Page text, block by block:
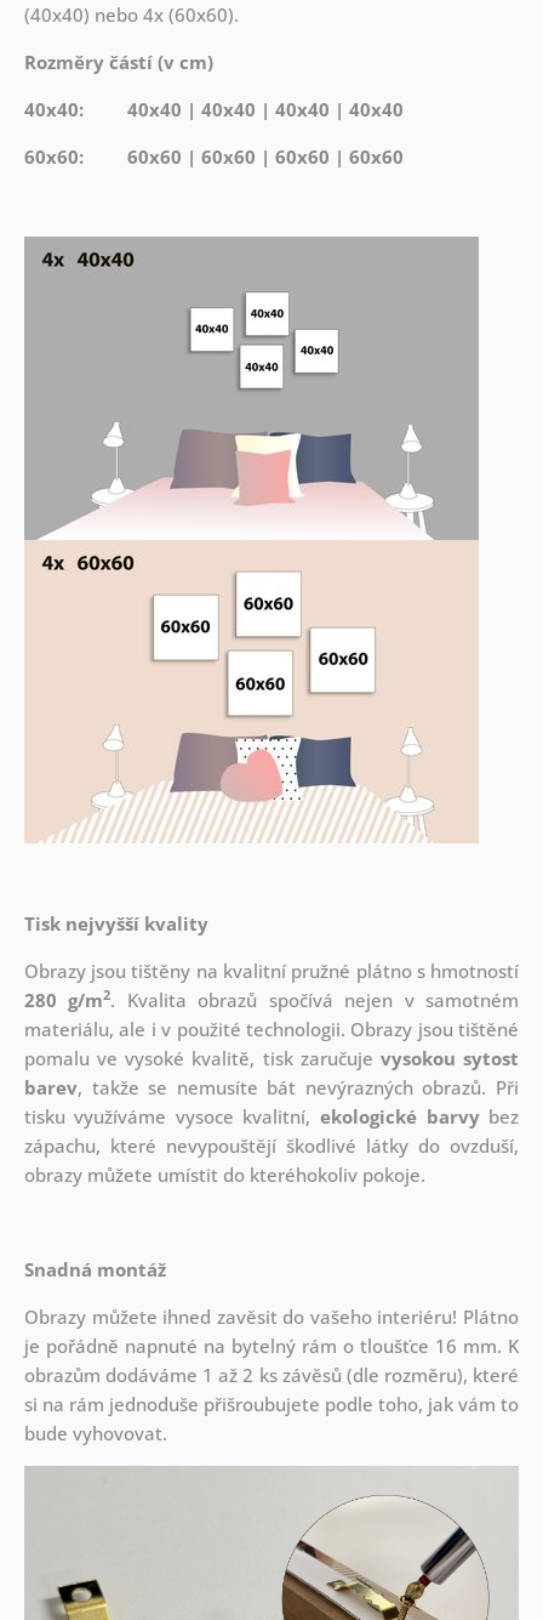
(40x40) nebo 4x (60x60).
Rozměry částí (v cm)
40x40: 40x40 | 40x40 | 40x40 | 40x40
60x60: 60x60 | 60x60 | 60x60 | 60x60
Tisk nejvyšší kvality
Obrazy jsou tištěny na kvalitní pružné plátno s hmotností
280 g/m2. Kvalita obrazů spočívá nejen v samotném
materiálu, ale i v použité technologii. Obrazy jsou tištěné
pomalu ve vysoké kvalitě, tisk zaručuje vysokou sytost
barev, takže se nemusíte bát nevýrazných obrazů. Při
tisku využíváme vysoce kvalitní,ekologické barvybez
zápachu, které nevypouštějí škodlivé látky do ovzduší,
obrazy můžete umístit do kteréhokoliv pokoje.
Snadná montáž
Obrazy můžete ihned zavěsit do vašeho interiéru! Plátno
je pořádně napnuté na bytelný rám o tloušťce 16 mm. K
obrazům dodáváme 1 až 2 ks závěsů (dle rozměru), které
si na rám jednoduše přišroubujete podle toho, jak vám to
bude vyhovovat.